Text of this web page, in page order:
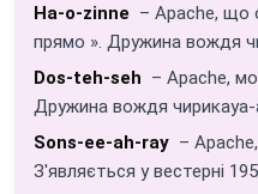
Ha-o-zinne – Apache, що
прямо ». Дружина вождя
Dos-teh-seh – Apache,
Дружина вождя чирикауа-
Sons-ee-ah-ray –
З'являється у вестерні